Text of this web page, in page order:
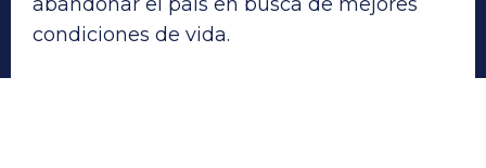
condiciones de vida.